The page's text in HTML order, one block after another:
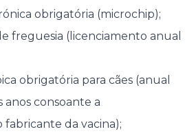
obrigatória (microchip);
freguesia (licenciamento anual
obrigatória para cães (anual
consoante a
da vacina);